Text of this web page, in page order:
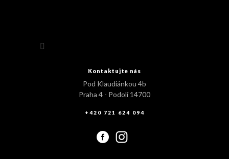
Kontaktujte nás
Pod Klaudiánkou 4b
Praha 4 - Podolí 14700
+420 721 624 094